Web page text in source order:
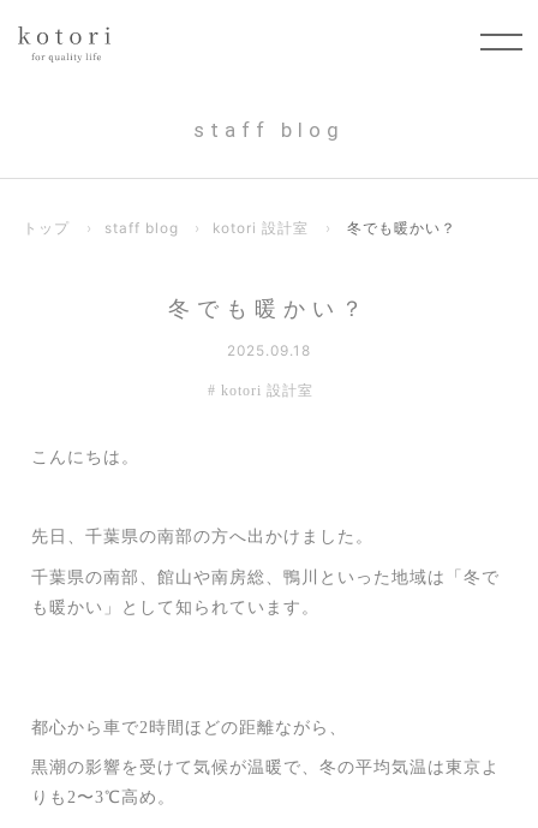
staff blog
トップ › staff blog › kotori 設計室 › 冬でも暖かい？
冬でも暖かい？
2025.09.18
kotori 設計室
こんにちは。
先日、千葉県の南部の方へ出かけました。
千葉県の南部、館山や南房総、鴨川といった地域は「冬で
も暖かい」として知られています。
都心から車で2時間ほどの距離ながら、
黒潮の影響を受けて気候が温暖で、冬の平均気温は東京よ
りも2〜3℃高め。